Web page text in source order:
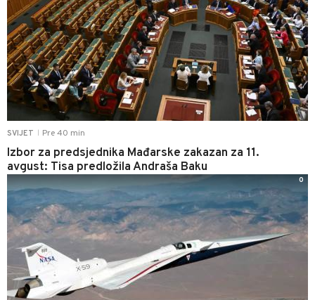
SVIJET Pre 40 min
Izbor za predsjednika Mađarske zakazan za 11.
avgust: Tisa predložila Andraša Baku
0